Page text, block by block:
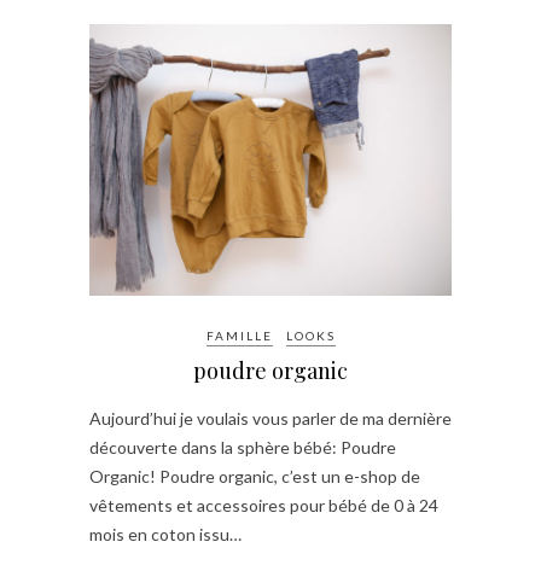
FAMILLE LOOKS
poudre organic
Aujourd’hui je voulais vous parler de ma dernière
découverte dans la sphère bébé: Poudre
Organic! Poudre organic, c’est un e-shop de
vêtements et accessoires pour bébé de 0 à 24
mois en coton issu…